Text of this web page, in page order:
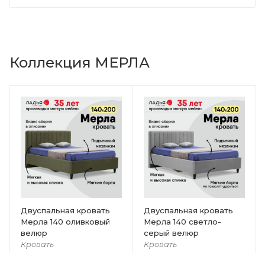
Коллекция МЕРЛА
Двуспальная кровать
Мерла 140 оливковый
велюр
Кровать
Двуспальная кровать
Мерла 140 светло-
серый велюр
Кровать